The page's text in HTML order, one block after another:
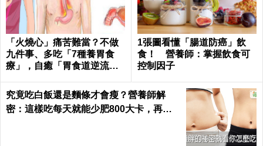
「火燒心」痛苦難當？不做
九件事、多吃「7種養胃食
療」，自癒「胃食道逆流」
1張圖看懂「腸道防癌」飲
食！ 營養師：掌握飲食可
控制因子
究竟吃白飯還是麵條才會瘦？營養師解
密：這樣吃每天就能少肥800大卡，再也